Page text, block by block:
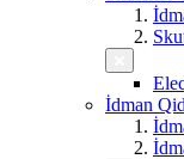
İdman